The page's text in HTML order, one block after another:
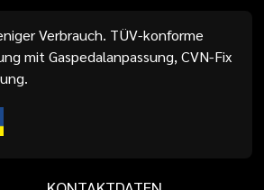
Verbrauch. TÜV-konforme
mit Gaspedalanpassung, CVN-Fix